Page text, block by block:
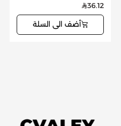
36.12
أضف الى السلة